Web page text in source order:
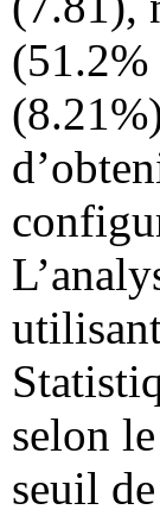
(51.2%
selon
seuil